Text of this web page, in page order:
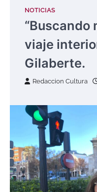
NOTICIAS
“Buscando
viaje
Gilaberte.
Redaccion Cultura